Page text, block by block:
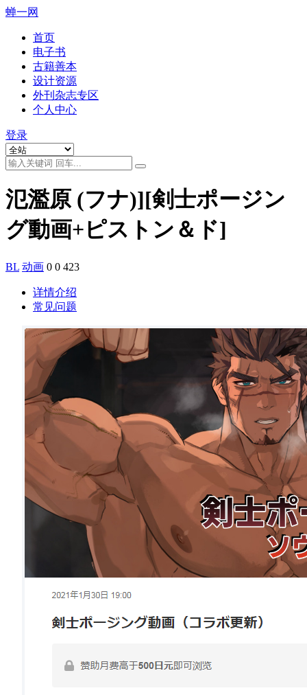
蝉一网
首页
电子书
古籍善本
设计资源
外刊杂志专区
个人中心
登录
氾濫原 (フナ)][剣士ポージン
グ動画+ピストン＆ド]
BL 动画 0 0 423
详情介绍
常见问题